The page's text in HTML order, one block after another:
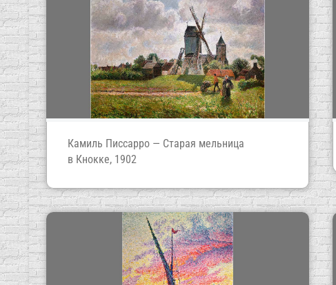
Камиль Писсарро — Старая мельница
в Кнокке, 1902